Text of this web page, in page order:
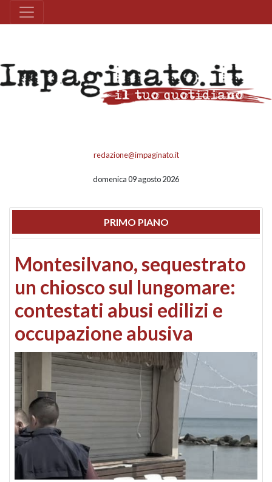
redazione@impaginato.it
domenica 09 agosto 2026
PRIMO PIANO
Montesilvano, sequestrato
un chiosco sul lungomare:
contestati abusi edilizi e
occupazione abusiva